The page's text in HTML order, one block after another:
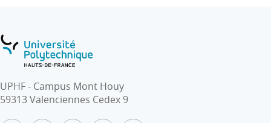
UPHF - Campus Mont Houy
59313 Valenciennes Cedex 9